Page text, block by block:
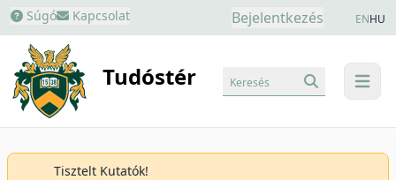
Súgó Kapcsolat Bejelentkezés ENHU
Tudóstér menu
Keresés
Tisztelt Kutatók!